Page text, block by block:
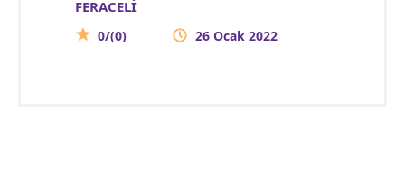
FERACELİ
0/(0) 26 Ocak 2022